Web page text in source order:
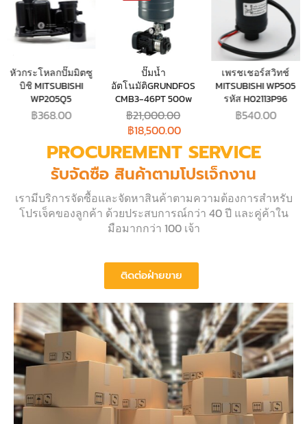
หัวกระโหลกปั๊มมิตซู
บิชิ MITSUBISHI
WP205Q5
H00601J03
฿368.00
ปั๊มน้ำ
อัตโนมัติGRUNDFOS
CMB3-46PT 500w
(ถังแรงดัน)
฿21,000.00
฿18,500.00
เพรชเชอร์สวิทช์
MITSUBISHI WP505
รหัส H02113P96
฿540.00
PROCUREMENT SERVICE
รับจัดซื้อ สินค้าตามโปรเจ็กงาน
เรามีบริการจัดซื้อและจัดหาสินค้าตามความต้องการสำหรับ
โปรเจ็คของลูกค้า ด้วยประสบการณ์กว่า 40 ปี และคู่ค้าใน
มือมากกว่า 100 เจ้า
ติดต่อฝ่ายขาย